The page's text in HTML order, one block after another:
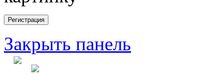
Закрыть панель